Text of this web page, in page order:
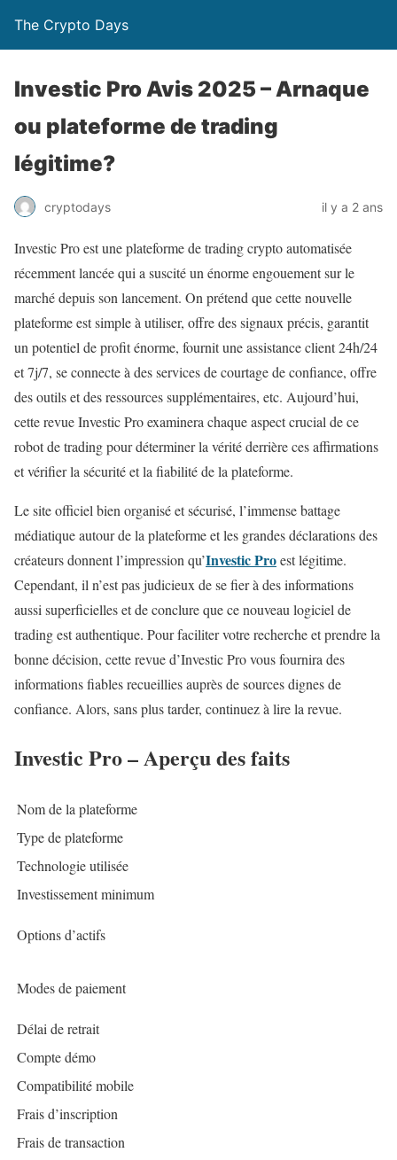
The Crypto Days
Investic Pro Avis 2025 – Arnaque
ou plateforme de trading
légitime?
cryptodays il y a 2 ans
Investic Pro est une plateforme de trading crypto automatisée
récemment lancée qui a suscité un énorme engouement sur le
marché depuis son lancement. On prétend que cette nouvelle
plateforme est simple à utiliser, offre des signaux précis, garantit
un potentiel de profit énorme, fournit une assistance client 24h/24
et 7j/7, se connecte à des services de courtage de confiance, offre
des outils et des ressources supplémentaires, etc. Aujourd’hui,
cette revue Investic Pro examinera chaque aspect crucial de ce
robot de trading pour déterminer la vérité derrière ces affirmations
et vérifier la sécurité et la fiabilité de la plateforme.
Le site officiel bien organisé et sécurisé, l’immense battage
médiatique autour de la plateforme et les grandes déclarations des
créateurs donnent l’impression qu’Investic Proest légitime.
Cependant, il n’est pas judicieux de se fier à des informations
aussi superficielles et de conclure que ce nouveau logiciel de
trading est authentique. Pour faciliter votre recherche et prendre la
bonne décision, cette revue d’Investic Pro vous fournira des
informations fiables recueillies auprès de sources dignes de
confiance. Alors, sans plus tarder, continuez à lire la revue.
Investic Pro – Aperçu des faits
Nom de la plateforme
Type de plateforme
Technologie utilisée
Investissement minimum
Options d’actifs
Modes de paiement
Délai de retrait
Compte démo
Compatibilité mobile
Frais d’inscription
Frais de transaction